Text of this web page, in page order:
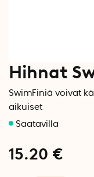
Hihnat
SwimFiniä voivat
aikuiset
15.20 €